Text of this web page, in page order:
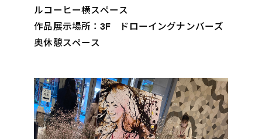
ルコーヒー横スペース
作品展示場所：3F ドローイングナンバーズ
奥休憩スペース